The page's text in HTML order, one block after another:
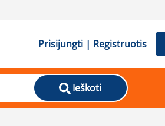
Prisijungti | Registruotis
Ieškoti